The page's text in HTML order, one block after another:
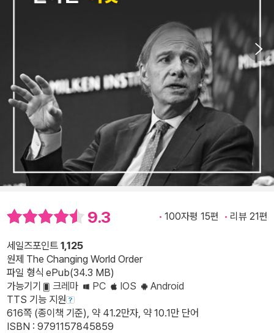
9.3 100자평 15편 리뷰 21편
세일즈포인트 1,125
원제 The Changing World Order
파일 형식 ePub(34.3 MB)
가능기기
크레마 PC IOS
Android
TTS 기능 지원
616쪽 (종이책 기준), 약 41.2만자, 약 10.1만 단어
ISBN : 9791157845859